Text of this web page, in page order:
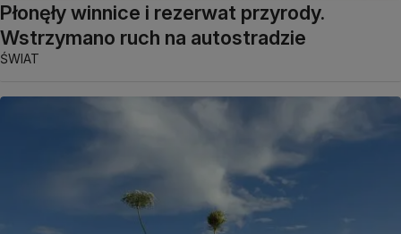
Płonęły winnice i rezerwat przyrody.
Wstrzymano ruch na autostradzie
ŚWIAT